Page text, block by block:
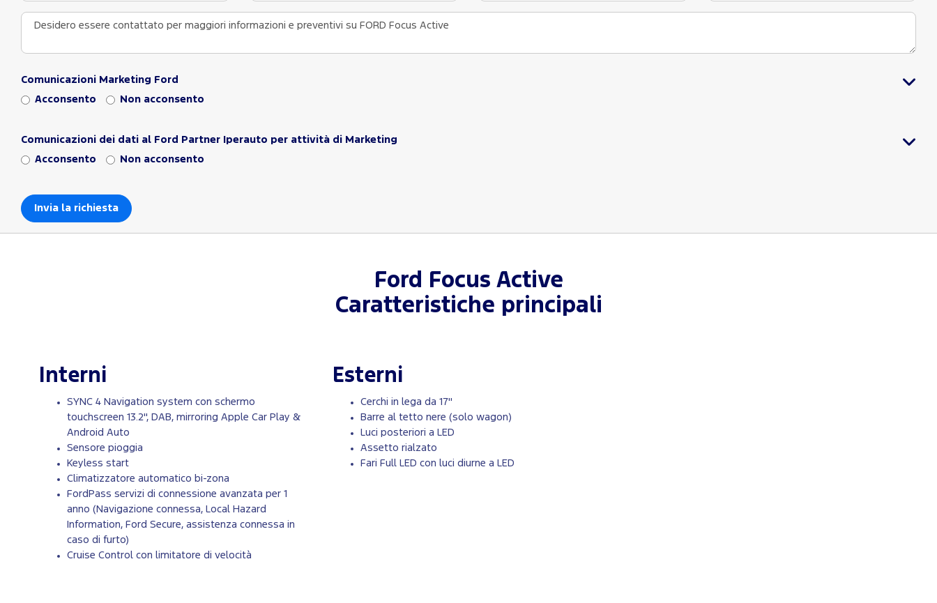
Comunicazioni Marketing Ford
Acconsento Non acconsento
Comunicazioni dei dati al Ford Partner Iperauto per attività di Marketing
Acconsento Non acconsento
Ford
Focus Active
Caratteristiche principali
Interni
SYNC 4 Navigation system con schermo
touchscreen 13.2'', DAB, mirroring Apple Car Play &
Android Auto
Sensore pioggia
Keyless start
Climatizzatore automatico bi-zona
FordPass servizi di connessione avanzata per 1
anno (Navigazione connessa, Local Hazard
Information, Ford Secure, assistenza connessa in
caso di furto)
Cruise Control con limitatore di velocità
Esterni
Cerchi in lega da 17"
Barre al tetto nere (solo wagon)
Luci posteriori a LED
Assetto rialzato
Fari Full LED con luci diurne a LED